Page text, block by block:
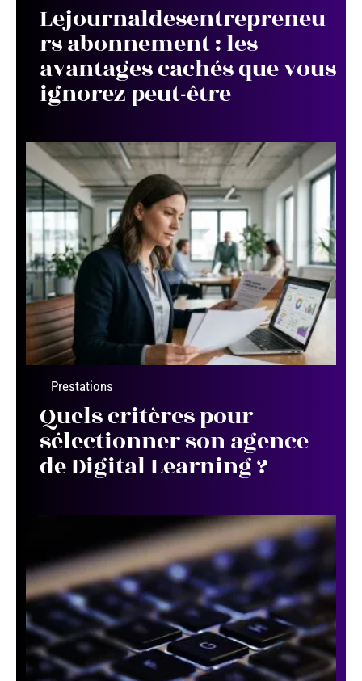
Lejournaldesentrepreneu
rs abonnement : les
avantages cachés que vous
ignorez peut-être
Prestations
Quels critères pour
sélectionner son agence
de Digital Learning ?